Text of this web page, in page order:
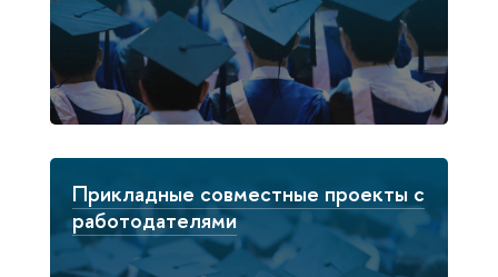
Прикладные совместные проекты с
работодателями